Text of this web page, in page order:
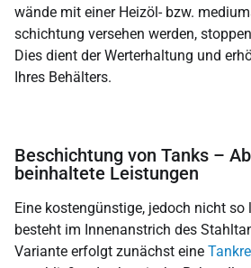
wände mit einer Heizöl- bzw.
schicht­ung versehen werden,
Dies dient der Werter­haltung und
Ihres Behälters.
Beschichtung von Tanks –
beinhaltete Leistungen
Eine kosten­günstige, jedoch nicht
besteht im Innen­anstrich des
Variante erfolgt zunächst eine